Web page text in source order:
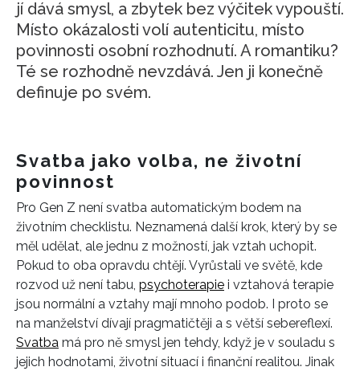
jí dává smysl, a zbytek bez výčitek vypouští.
Místo okázalosti volí autenticitu, místo
povinnosti osobní rozhodnutí. A romantiku?
Té se rozhodně nevzdává. Jen ji konečně
definuje po svém.
Svatba jako volba, ne životní
povinnost
Pro Gen Z není svatba automatickým bodem na
životním checklistu. Neznamená další krok, který by se
měl udělat, ale jednu z možností, jak vztah uchopit.
Pokud to oba opravdu chtějí. Vyrůstali ve světě, kde
rozvod už není tabu, psychoterapie i vztahová terapie
jsou normální a vztahy mají mnoho podob. I proto se
na manželství dívají pragmatičtěji a s větší sebereflexí.
Svatba má pro ně smysl jen tehdy, když je v souladu s
jejich hodnotami, životní situací i finanční realitou. Jinak